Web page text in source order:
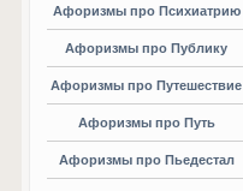
Афоризмы про Психиатрию
Афоризмы про Публику
Афоризмы про Путешествие
Афоризмы про Путь
Афоризмы про Пьедестал